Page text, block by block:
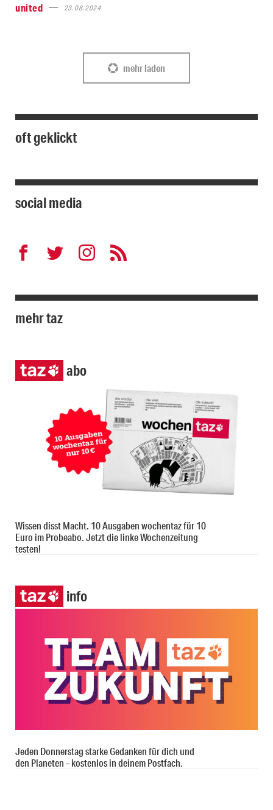
united
23.08.2024
mehr laden
oft geklickt
social media
mehr taz
abo
Wissen disst Macht. 10 Ausgaben wochentaz für 10
Euro im Probeabo. Jetzt die linke Wochenzeitung
testen!
info
Jeden Donnerstag starke Gedanken für dich und
den Planeten – kostenlos in deinem Postfach.